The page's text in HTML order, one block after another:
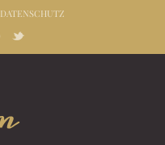
DATENSCHUTZ